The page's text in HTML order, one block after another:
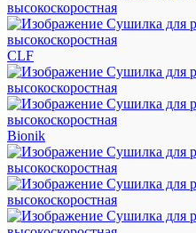
CLF
Bionik